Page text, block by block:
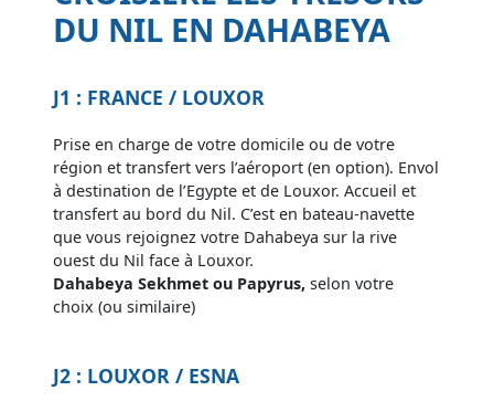
DU NIL EN DAHABEYA
J1 : FRANCE / LOUXOR
Prise en charge de votre domicile ou de votre
région et transfert vers l’aéroport (en option). Envol
à destination de l’Egypte et de Louxor. Accueil et
transfert au bord du Nil. C’est en bateau-navette
que vous rejoignez votre Dahabeya sur la rive
ouest du Nil face à Louxor.
Dahabeya Sekhmet ou Papyrus, selon votre
choix (ou similaire)
J2 : LOUXOR / ESNA